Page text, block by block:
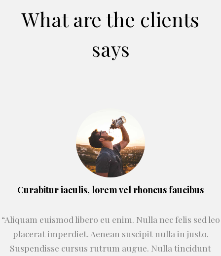
What are the clients
says
Curabitur iaculis, lorem vel rhoncus faucibus
“Aliquam euismod libero eu enim. Nulla nec felis sed leo
placerat imperdiet. Aenean suscipit nulla in justo.
Suspendisse cursus rutrum augue. Nulla tincidunt